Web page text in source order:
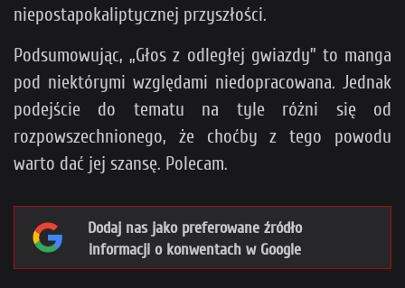
niepostapokaliptycznej przyszłości.
Podsumowując, „Głos z odległej gwiazdy” to manga
pod niektórymi względami niedopracowana. Jednak
podejście do tematu na tyle różni się od
rozpowszechnionego, że choćby z tego powodu
warto dać jej szansę. Polecam.
Dodaj nas jako preferowane źródło
informacji o konwentach w Google